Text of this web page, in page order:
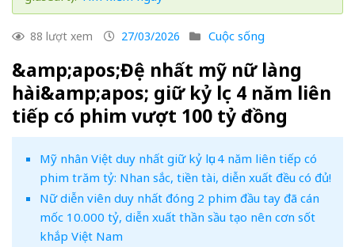
88 lượt xem 27/03/2026 Cuộc sống
&amp;apos;Đệ nhất mỹ nữ làng
hài&amp;apos; giữ kỷ lục 4 năm liên
tiếp có phim vượt 100 tỷ đồng
Mỹ nhân Việt duy nhất giữ kỷ lục 4 năm liên tiếp có
phim trăm tỷ: Nhan sắc, tiền tài, diễn xuất đều có đủ!
Nữ diễn viên duy nhất đóng 2 phim đầu tay đã cán
mốc 10.000 tỷ, diễn xuất thần sầu tạo nên cơn sốt
khắp Việt Nam